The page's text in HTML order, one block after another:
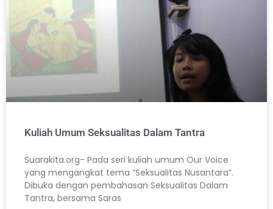
Kuliah Umum Seksualitas Dalam Tantra
Suarakita.org- Pada seri kuliah umum Our Voice
yang mengangkat tema “Seksualitas Nusantara”.
Dibuka dengan pembahasan Seksualitas Dalam
Tantra, bersama Saras